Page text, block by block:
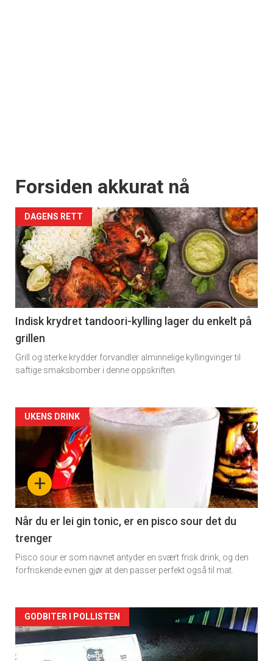
Forsiden akkurat nå
DAGENS RETT
Indisk krydret tandoori-kylling lager du enkelt på
grillen
Grill og sterke krydder forvandler alminnelige kyllingvinger til
saftige smaksbomber i denne oppskriften.
Forsiden
akkurat
nå
-
2
+
UKENS DRINK
Når du er lei gin tonic, er en pisco sour det du
trenger
Pisco sour er som navnet antyder en svært frisk drink, og den
forfriskende evnen gjør at den passer perfekt også til mat.
Forsiden
akkurat
GODBITER I POLLISTEN